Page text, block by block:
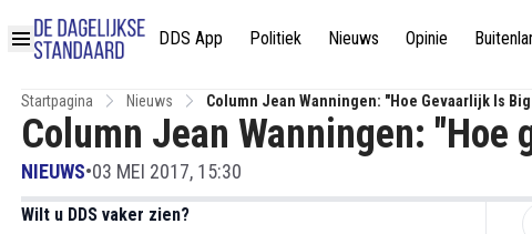
DDS App Politiek Nieuws Opinie
Startpagina Nieuws Column Jean Wanningen: "Hoe Gevaarlijk Is Big
Column Jean Wanningen:
NIEUWS•03 MEI 2017, 15:30
Wilt u DDS vaker zien?